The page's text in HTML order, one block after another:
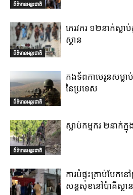
ព័ត៌មានអន្តរជាតិ
ព័ត៌មានអន្តរជាតិ
ភេរវករ ១២នាក់ស្លា
ស្ថាន
ព័ត៌មានអន្តរជាតិ
កងទ័ពកាមេរូនសម្លា
នៃប្រទេស
ព័ត៌មានអន្តរជាតិ
ស្លាប់កម្មករ ២នាក់ក្នុ
ការបំផ្ទុះគ្រាប់បែក
សន្តសុខនៅប៉ាគីស្ថាន